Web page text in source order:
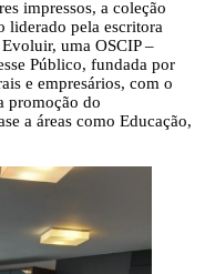
impressos, a coleção
liderado pela escritora
uma OSCIP –
Público, fundada por
e empresários, com o
promoção do
a áreas como Educação,